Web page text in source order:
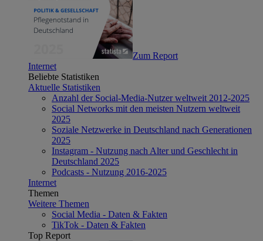
Zum Report
Internet
Beliebte Statistiken
Aktuelle Statistiken
Anzahl der Social-Media-Nutzer weltweit 2012-2025
Social Networks mit den meisten Nutzern weltweit
2025
Soziale Netzwerke in Deutschland nach Generationen
2025
Instagram - Nutzung nach Alter und Geschlecht in
Deutschland 2025
Podcasts - Nutzung 2016-2025
Internet
Themen
Weitere Themen
Social Media - Daten & Fakten
TikTok - Daten & Fakten
Top Report